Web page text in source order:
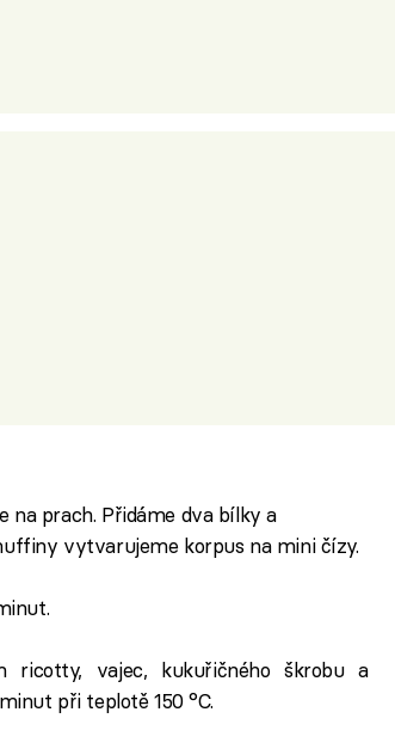
na prach. Přidáme dva bílky a
vytvarujeme korpus na mini čízy.
ricotty, vajec, kukuřičného škrobu a
při teplotě 150 °C.